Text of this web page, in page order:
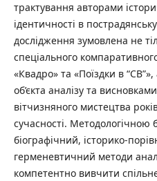
трактування авторами
ідентичності в
дослідження зумовлена не
спеціального
«Квадро» та «Поїздки в
об’єкта аналізу та
вітчизняного мистецтва
сучасності.
біографічний, історико-
герменевтичний методи
компетентно вивчити